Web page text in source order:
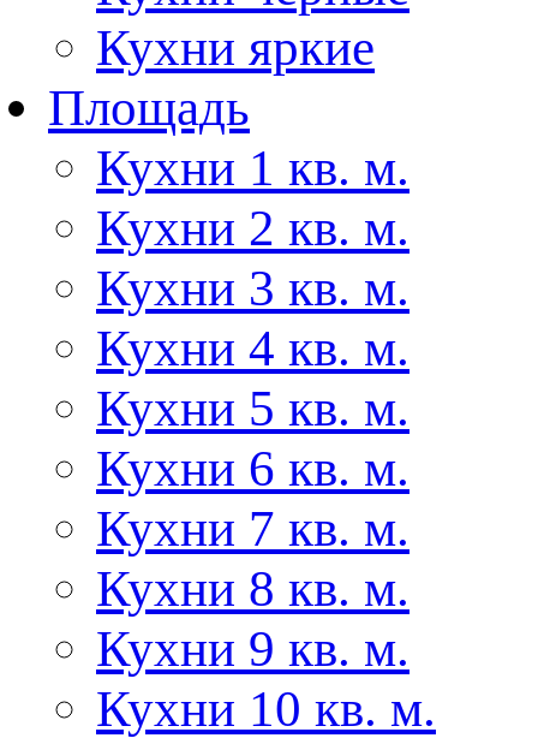
Кухни яркие
Площадь
Кухни 1 кв. м.
Кухни 2 кв. м.
Кухни 3 кв. м.
Кухни 4 кв. м.
Кухни 5 кв. м.
Кухни 6 кв. м.
Кухни 7 кв. м.
Кухни 8 кв. м.
Кухни 9 кв. м.
Кухни 10 кв. м.